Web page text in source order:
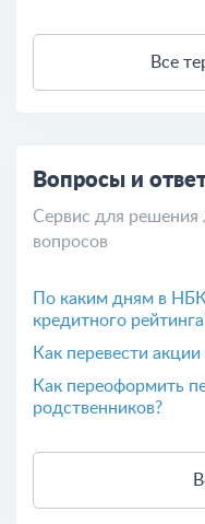
Все
Вопросы и
Сервис для
вопросов
По каким дням в НБКИ обновляются
кредитного
Как перевести
Как переоформить
родственников?